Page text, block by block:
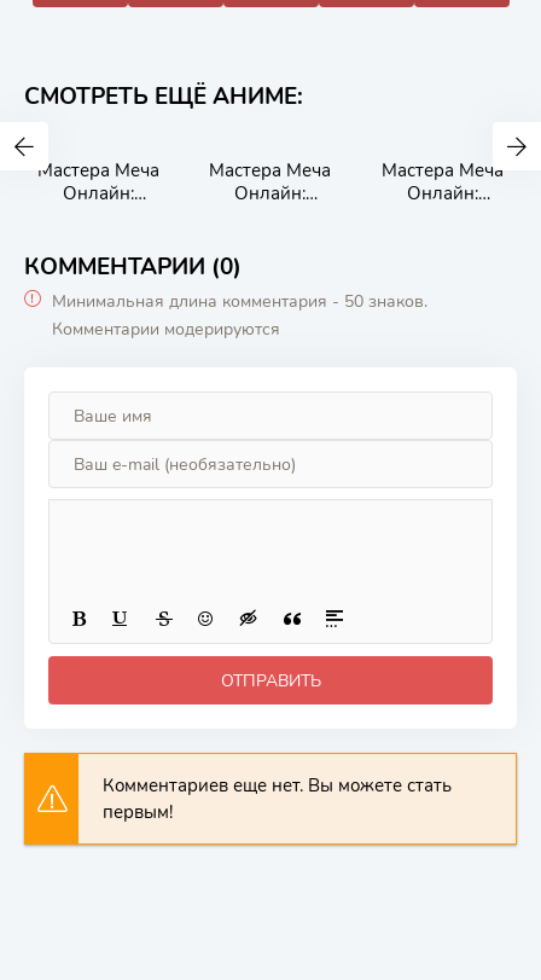
СМОТРЕТЬ ЕЩЁ АНИМЕ:
Мастера Меча
Онлайн:
Мастера Меча
Онлайн:
Мастера Меча
Онлайн:
КОММЕНТАРИИ (0)
Минимальная длина комментария - 50 знаков.
Комментарии модерируются
ОТПРАВИТЬ
Комментариев еще нет. Вы можете стать
первым!